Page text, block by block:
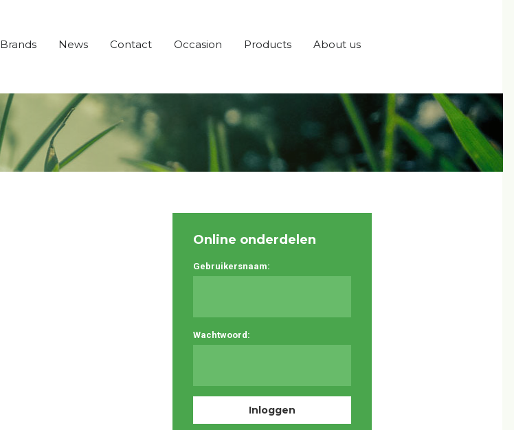
Brands News Contact Occasion Products About us
Online onderdelen
Gebruikersnaam:
Wachtwoord: